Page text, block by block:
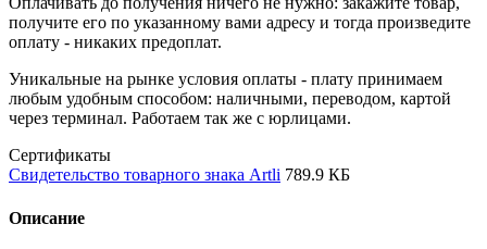
получите его по указанному вами адресу и тогда произведите
оплату - никаких предоплат.
Уникальные на рынке условия оплаты - плату принимаем
любым удобным способом: наличными, переводом, картой
через терминал. Работаем так же с юрлицами.
Сертификаты
Свидетельство товарного знака Artli 789.9 КБ
Описание